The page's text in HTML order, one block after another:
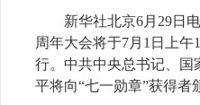
新华社北京6月29日
周年大会将于7月1日上
行。中共中央总书记、国
平将向“七一勋章”获得者